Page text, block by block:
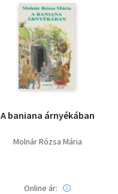
A baniana árnyékában
Molnár Rózsa Mária
Online ár: